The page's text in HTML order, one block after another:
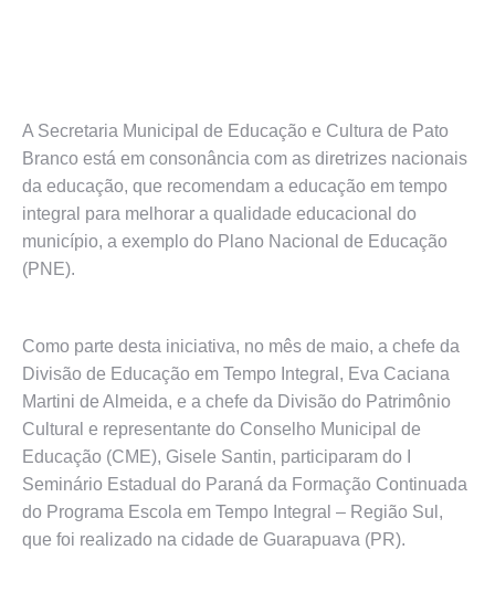
A Secretaria Municipal de Educação e Cultura de Pato
Branco está em consonância com as diretrizes nacionais
da educação, que recomendam a educação em tempo
integral para melhorar a qualidade educacional do
município, a exemplo do Plano Nacional de Educação
(PNE).
Como parte desta iniciativa, no mês de maio, a chefe da
Divisão de Educação em Tempo Integral, Eva Caciana
Martini de Almeida, e a chefe da Divisão do Patrimônio
Cultural e representante do Conselho Municipal de
Educação (CME), Gisele Santin, participaram do I
Seminário Estadual do Paraná da Formação Continuada
do Programa Escola em Tempo Integral – Região Sul,
que foi realizado na cidade de Guarapuava (PR).